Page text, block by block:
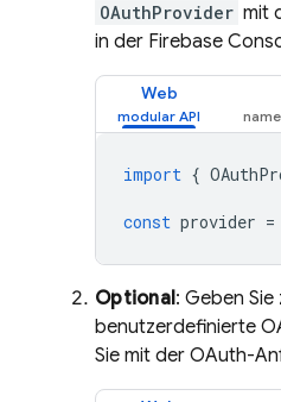
OAuthProvider mit
in der Firebase
Web
import {
const provider =
Optional: Geben
benutzerdefinierte
Sie mit der OAuth-